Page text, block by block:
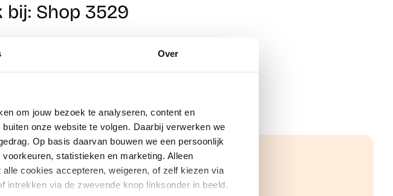
Over
om jouw bezoek te analyseren, content en
onze website te volgen. Daarbij verwerken we
Op basis daarvan bouwen we een persoonlijk
statistieken en marketing. Alleen
cookies accepteren, weigeren, of zelf kiezen via
via de zwevende knop linksonder in beeld.
bij: Shop 3529